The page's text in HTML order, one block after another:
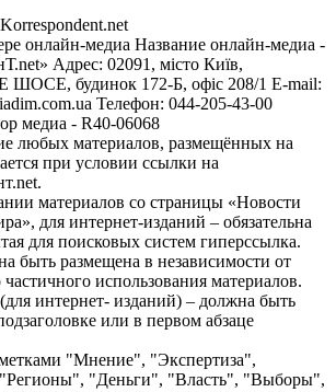
онлайн-медиа Название онлайн-медиа -
Адрес: 02091, місто Київ,
будинок 172-Б, офіс 208/1 E-mail:
Телефон: 044-205-43-00
медиа - R40-06068
любых материалов, размещённых на
при условии ссылки на
материалов со страницы «Новости
для интернет-изданий – обязательна
для поисковых систем гиперссылка.
быть размещена в независимости от
использования материалов.
интернет- изданий) – должна быть
или в первом абзаце
"Мнение", "Экспертиза",
"Регионы", "Деньги", "Власть", "Выборы",